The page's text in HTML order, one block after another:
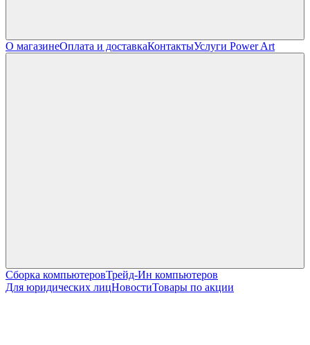
О магазинеОплата и доставкаКонтактыУслуги Power Art
Сборка компьютеровТрейд-Ин компьютеров
Для юридических лицНовостиТовары по акции